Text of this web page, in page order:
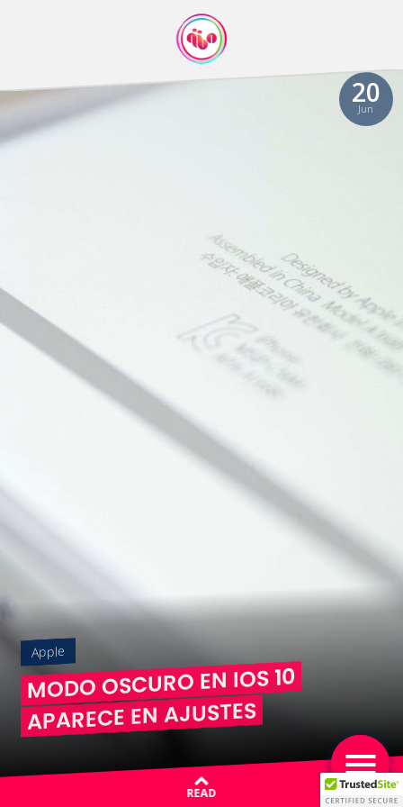
20
Jun
Apple
MODO OSCURO EN IOS 10
APARECE EN AJUSTES
READ